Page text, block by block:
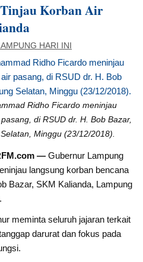
Korban Air
LAMPUNG HARI INI
Ridho Ficardo meninjau
di RSUD dr. H. Bob Bazar,
Minggu (23/12/2018).
—Gubernur Lampung
langsung korban bencana
Bazar, SKM Kalianda, Lampung
meminta seluruh jajaran terkait
darurat dan fokus pada